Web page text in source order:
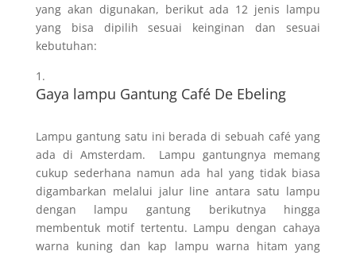
yang akan digunakan, berikut ada 12 jenis lampu
yang bisa dipilih sesuai keinginan dan sesuai
kebutuhan:
Gaya lampu Gantung Café De Ebeling
Lampu gantung satu ini berada di sebuah café yang
ada di Amsterdam. Lampu gantungnya memang
cukup sederhana namun ada hal yang tidak biasa
digambarkan melalui jalur line antara satu lampu
dengan lampu gantung berikutnya hingga
membentuk motif tertentu. Lampu dengan cahaya
warna kuning dan kap lampu warna hitam yang